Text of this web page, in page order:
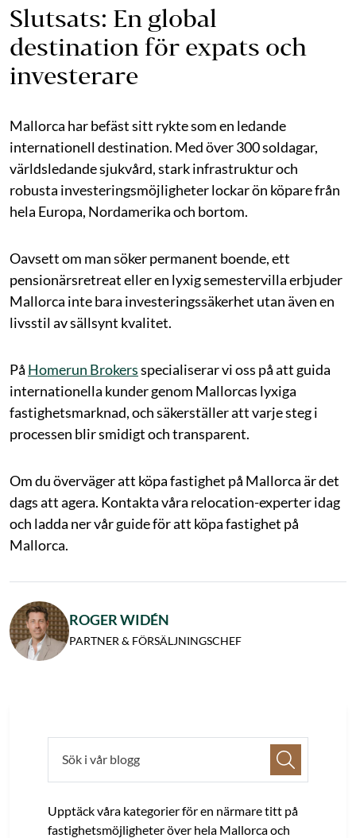
Slutsats: En global
destination för expats och
investerare
Mallorca har befäst sitt rykte som en ledande
internationell destination. Med över 300 soldagar,
världsledande sjukvård, stark infrastruktur och
robusta investeringsmöjligheter lockar ön köpare från
hela Europa, Nordamerika och bortom.
Oavsett om man söker permanent boende, ett
pensionärsretreat eller en lyxig semestervilla erbjuder
Mallorca inte bara investeringssäkerhet utan även en
livsstil av sällsynt kvalitet.
På Homerun Brokersspecialiserar vi oss på att guida
internationella kunder genom Mallorcas lyxiga
fastighetsmarknad, och säkerställer att varje steg i
processen blir smidigt och transparent.
Om du överväger att köpa fastighet på Mallorca är det
dags att agera. Kontakta våra relocation-experter idag
och ladda ner vår guide för att köpa fastighet på
Mallorca.
ROGER WIDÉN
PARTNER & FÖRSÄLJNINGSCHEF
Upptäck våra kategorier för en närmare titt på
fastighetsmöjligheter över hela Mallorca och